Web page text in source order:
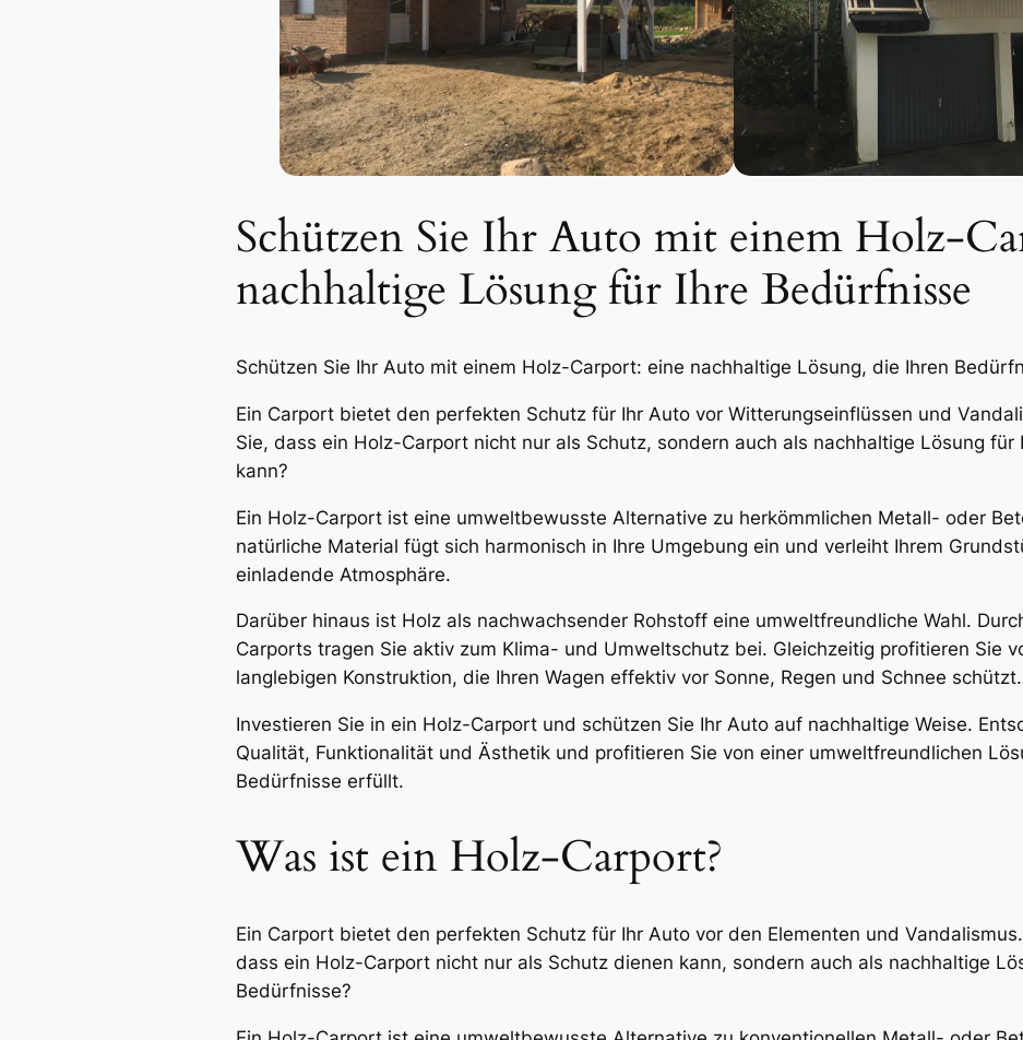
Schützen Sie Ihr Auto mit einem Holz-
nachhaltige Lösung für Ihre Bedürfnisse
Schützen Sie Ihr Auto mit einem Holz-Carport: eine nachhaltige Lösung, die Ihren
Ein Carport bietet den perfekten Schutz für Ihr Auto vor Witterungseinflüssen und
Sie, dass ein Holz-Carport nicht nur als Schutz, sondern auch als nachhaltige Lösung für
kann?
Ein Holz-Carport ist eine umweltbewusste Alternative zu herkömmlichen Metall- oder
natürliche Material fügt sich harmonisch in Ihre Umgebung ein und verleiht Ihrem
einladende Atmosphäre.
Darüber hinaus ist Holz als nachwachsender Rohstoff eine umweltfreundliche Wahl.
Carports tragen Sie aktiv zum Klima- und Umweltschutz bei. Gleichzeitig profitieren Sie
langlebigen Konstruktion, die Ihren Wagen effektiv vor Sonne, Regen und Schnee schützt.
Investieren Sie in ein Holz-Carport und schützen Sie Ihr Auto auf nachhaltige Weise.
Qualität, Funktionalität und Ästhetik und profitieren Sie von einer umweltfreundlichen
Bedürfnisse erfüllt.
Was ist ein Holz-Carport?
Ein Carport bietet den perfekten Schutz für Ihr Auto vor den Elementen und
dass ein Holz-Carport nicht nur als Schutz dienen kann, sondern auch als nachhaltige
Bedürfnisse?